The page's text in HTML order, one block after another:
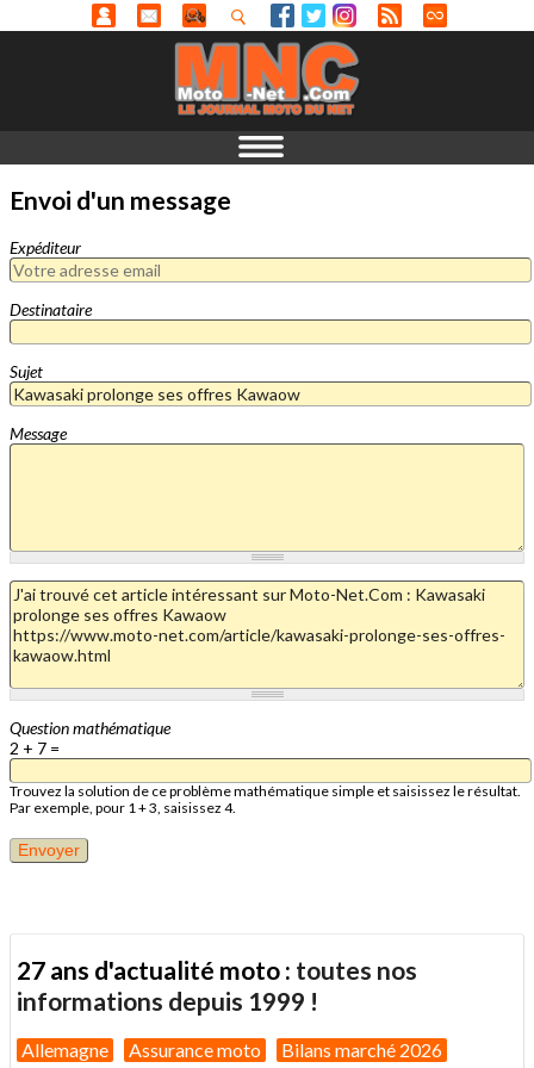
Envoi d'un message
Expéditeur
Destinataire
Sujet
Message
Question mathématique
2 + 7 =
Trouvez la solution de ce problème mathématique simple et saisissez le résultat.
Par exemple, pour 1 + 3, saisissez 4.
27 ans d'actualité moto : toutes nos
informations depuis 1999 !
Allemagne Assurance moto Bilans marché 2026